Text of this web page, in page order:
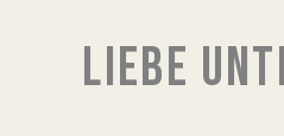
LIEBE